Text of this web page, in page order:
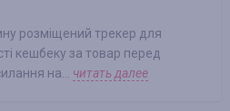
розміщений трекер для
кешбеку за товар перед
на... читать далее